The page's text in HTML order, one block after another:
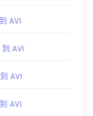
AVI
到 AVI
AVI
AVI